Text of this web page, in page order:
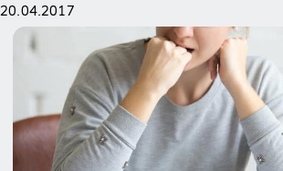
20.04.2017